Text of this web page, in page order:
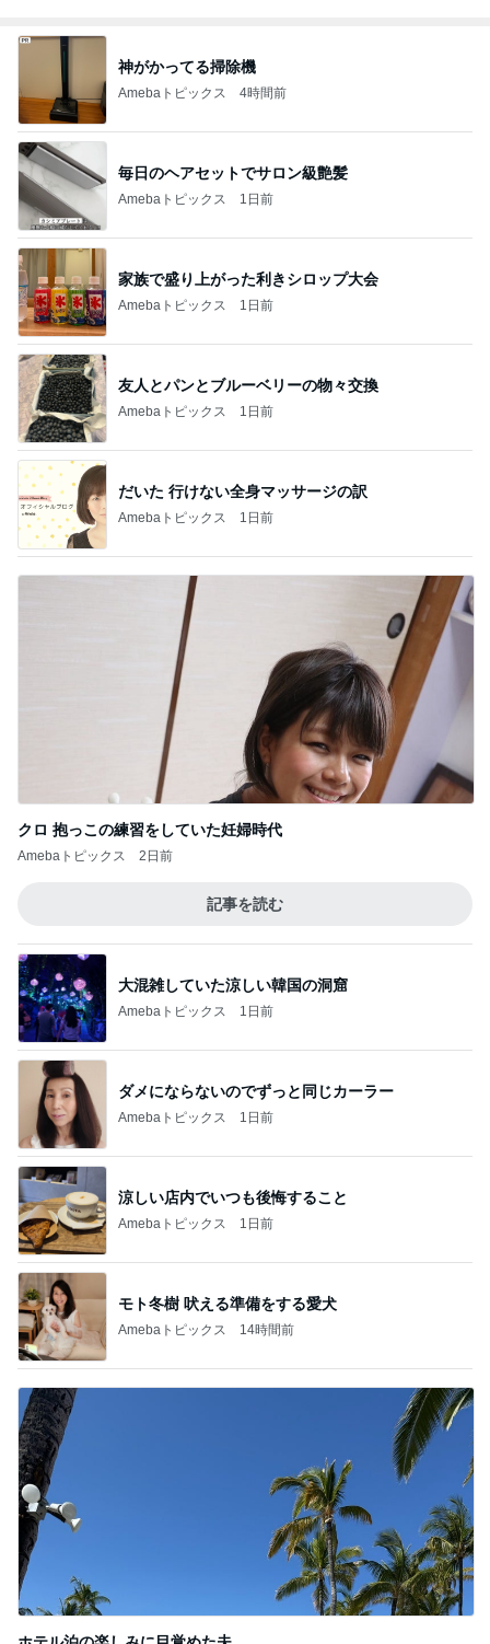
神がかってる掃除機
Amebaトピックス 4時間前
毎日のヘアセットでサロン級艶髪
Amebaトピックス 1日前
家族で盛り上がった利きシロップ大会
Amebaトピックス 1日前
友人とパンとブルーベリーの物々交換
Amebaトピックス 1日前
だいた 行けない全身マッサージの訳
Amebaトピックス 1日前
クロ 抱っこの練習をしていた妊婦時代
Amebaトピックス 2日前
記事を読む
大混雑していた涼しい韓国の洞窟
Amebaトピックス 1日前
ダメにならないのでずっと同じカーラー
Amebaトピックス 1日前
涼しい店内でいつも後悔すること
Amebaトピックス 1日前
モト冬樹 吠える準備をする愛犬
Amebaトピックス 14時間前